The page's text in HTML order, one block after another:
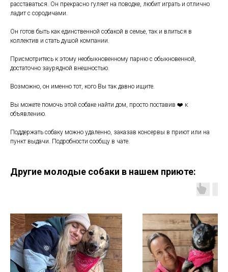
расставаться. Он прекрасно гуляет на поводке, любит играть и отлично
ладит с сородичами.
Он готов быть как единственной собакой в семье, так и влиться в
коллектив и стать душой компании.
Присмотритесь к этому необыкновенному парню с обыкновенной,
достаточно заурядной внешностью.
Возможно, он именно тот, кого Вы так давно ищите.
Вы можете помочь этой собаке найти дом, просто поставив ❤️ к
объявлению.
Поддержать собаку можно удаленно, заказав консервы в приют или на
пункт выдачи. Подробности сообщу в чате.
Другие молодые собаки в нашем приюте: